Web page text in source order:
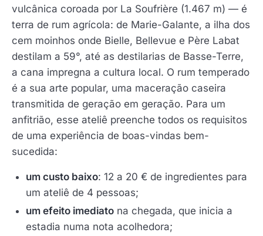
vulcânica coroada por La Soufrière (1.467 m) — é
terra de rum agrícola: de Marie-Galante, a ilha dos
cem moinhos onde Bielle, Bellevue e Père Labat
destilam a 59°, até as destilarias de Basse-Terre,
a cana impregna a cultura local. O rum temperado
é a sua arte popular, uma maceração caseira
transmitida de geração em geração. Para um
anfitrião, esse ateliê preenche todos os requisitos
de uma experiência de boas-vindas bem-
sucedida:
um custo baixo: 12 a 20 € de ingredientes para
um ateliê de 4 pessoas;
um efeito imediato na chegada, que inicia a
estadia numa nota acolhedora;